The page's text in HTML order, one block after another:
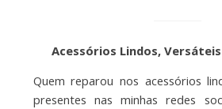
Acessórios Lindos,
Quem reparou nos acessórios
presentes nas minhas redes